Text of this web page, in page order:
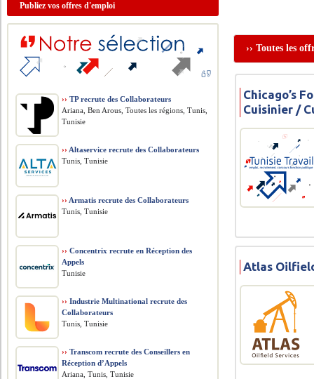
›› Toutes les
Chicago’s
Cuisinier /
Atlas
Publiez vos offres d'emploi
›› TP recrute des Collaborateurs
Ariana, Ben Arous, Toutes les régions, Tunis,
Tunisie
›› Altaservice recrute des Collaborateurs
Tunis, Tunisie
›› Armatis recrute des Collaborateurs
Tunis, Tunisie
›› Concentrix recrute en Réception des
Appels
Tunisie
›› Industrie Multinational recrute des
Collaborateurs
Tunis, Tunisie
›› Transcom recrute des Conseillers en
Réception d’Appels
Ariana, Tunis, Tunisie